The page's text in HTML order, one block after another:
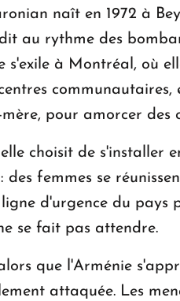
naît en 1972 à
au rythme des
s'exile à Montréal, où
pour amorcer des
choisit de s'installer
des femmes se
d'urgence du pays
se fait pas attendre.
que l'Arménie
attaquée. Les